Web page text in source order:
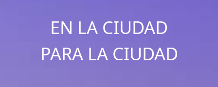
EN LA CIUDAD
PARA LA CIUDAD